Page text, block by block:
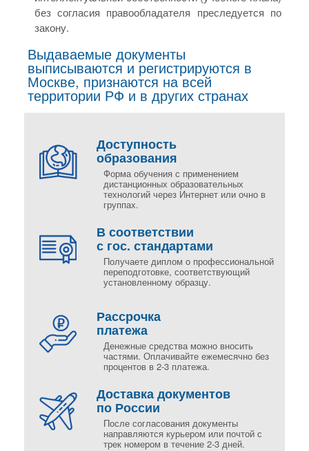
без согласия правообладателя преследуется по
закону.
Выдаваемые документы
выписываются и регистрируются в
Москве, признаются на всей
территории РФ и в других странах
Доступность
образования
Форма обучения с применением
дистанционных образовательных
технологий через Интернет или очно в
группах.
В соответствии
с гос. стандартами
Получаете диплом о профессиональной
переподготовке, соответствующий
установленному образцу.
Рассрочка
платежа
Денежные средства можно вносить
частями. Оплачивайте ежемесячно без
процентов в 2-3 платежа.
Доставка документов
по России
После согласования документы
направляются курьером или почтой с
трек номером в течение 2-3 дней.